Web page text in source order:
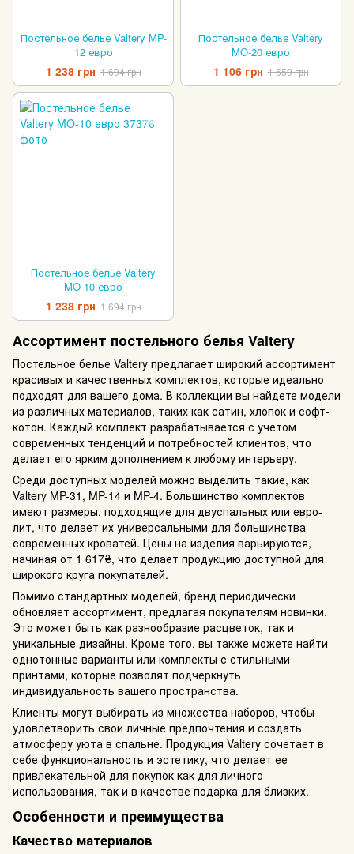
Постельное белье Valtery MP-
12 евро
1 238 грн 1 694 грн
Постельное белье Valtery
MO-20 евро
1 106 грн 1 559 грн
Постельное белье Valtery
MO-10 евро
1 238 грн 1 694 грн
Ассортимент постельного белья Valtery
Постельное белье Valtery предлагает широкий ассортимент
красивых и качественных комплектов, которые идеально
подходят для вашего дома. В коллекции вы найдете модели
из различных материалов, таких как сатин, хлопок и софт-
котон. Каждый комплект разрабатывается с учетом
современных тенденций и потребностей клиентов, что
делает его ярким дополнением к любому интерьеру.
Среди доступных моделей можно выделить такие, как
Valtery MP-31, MP-14 и MP-4. Большинство комплектов
имеют размеры, подходящие для двуспальных или евро-
лит, что делает их универсальными для большинства
современных кроватей. Цены на изделия варьируются,
начиная от 1 617₴, что делает продукцию доступной для
широкого круга покупателей.
Помимо стандартных моделей, бренд периодически
обновляет ассортимент, предлагая покупателям новинки.
Это может быть как разнообразие расцветок, так и
уникальные дизайны. Кроме того, вы также можете найти
однотонные варианты или комплекты с стильными
принтами, которые позволят подчеркнуть
индивидуальность вашего пространства.
Клиенты могут выбирать из множества наборов, чтобы
удовлетворить свои личные предпочтения и создать
атмосферу уюта в спальне. Продукция Valtery сочетает в
себе функциональность и эстетику, что делает ее
привлекательной для покупок как для личного
использования, так и в качестве подарка для близких.
Особенности и преимущества
Качество материалов